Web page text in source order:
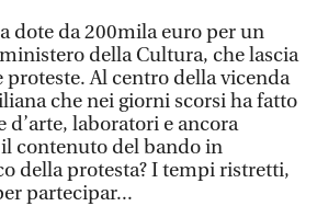
dote da 200mila euro per un
della Cultura, che lascia
proteste. Al centro della vicenda
che nei giorni scorsi ha fatto
d’arte, laboratori e ancora
contenuto del bando in
della protesta? I tempi ristretti,
partecipar...